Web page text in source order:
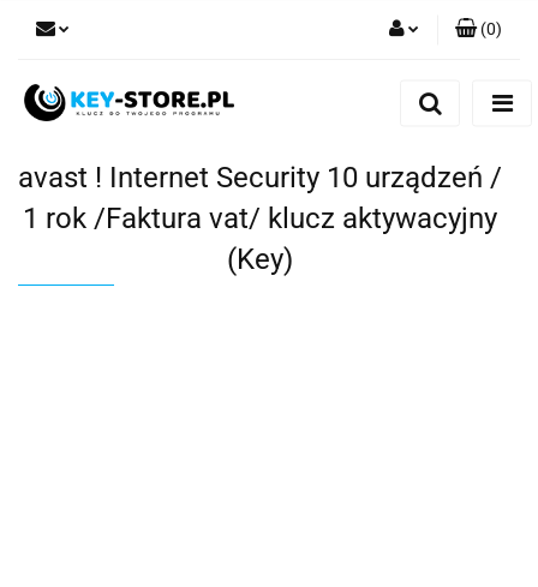
Dodaj zgłoszenie
(0)
avast ! Internet Security 10 urządzeń /
1 rok /Faktura vat/ klucz aktywacyjny
(Key)